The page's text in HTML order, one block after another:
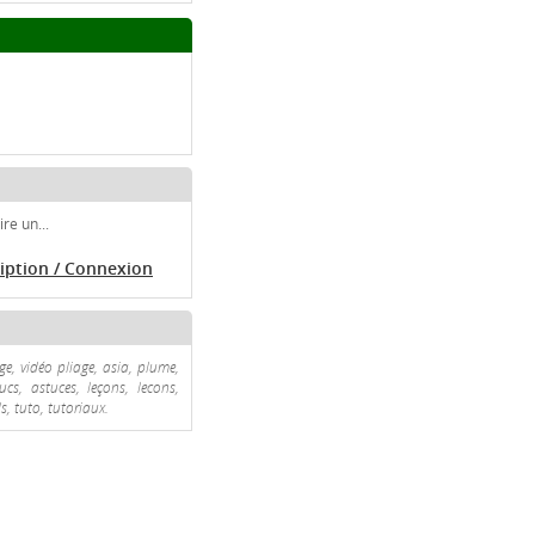
un...
/ Connexion
vidéo pliage, asia, plume,
astuces, leçons, lecons,
tuto, tutoriaux.